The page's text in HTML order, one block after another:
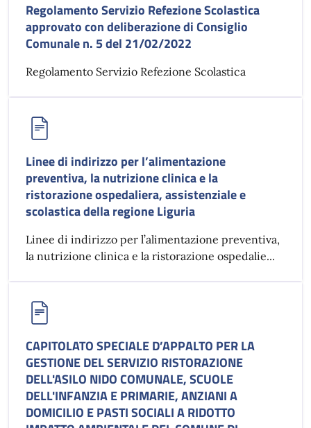
Regolamento Servizio Refezione Scolastica
approvato con deliberazione di Consiglio
Comunale n. 5 del 21/02/2022
Regolamento Servizio Refezione Scolastica
Linee di indirizzo per l’alimentazione
preventiva, la nutrizione clinica e la
ristorazione ospedaliera, assistenziale e
scolastica della regione Liguria
Linee di indirizzo per l’alimentazione preventiva,
la nutrizione clinica e la ristorazione ospedalie...
CAPITOLATO SPECIALE D’APPALTO PER LA
GESTIONE DEL SERVIZIO RISTORAZIONE
DELL'ASILO NIDO COMUNALE, SCUOLE
DELL'INFANZIA E PRIMARIE, ANZIANI A
DOMICILIO E PASTI SOCIALI A RIDOTTO